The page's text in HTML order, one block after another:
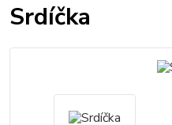
Srdíčka